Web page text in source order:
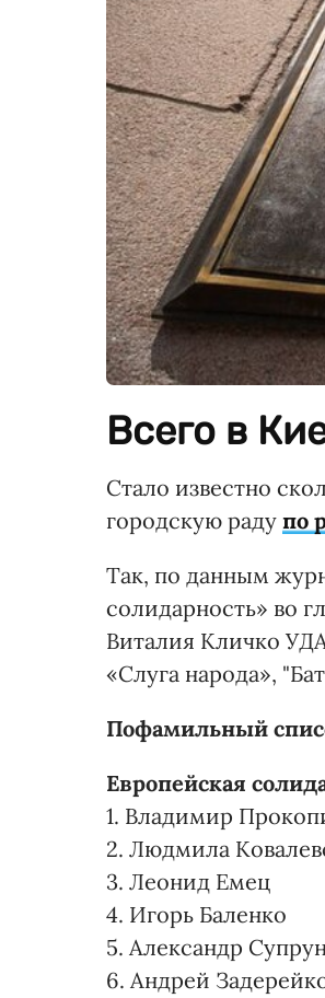
Всего в
Стало известно
городскую раду по
Так, по данным
солидарность» во
Виталия Кличко
«Слуга народа»,
Пофамильный
Европейская
1. Владимир
2. Людмила
3. Леонид Емец
4. Игорь Баленко
5. Александр
6. Андрей